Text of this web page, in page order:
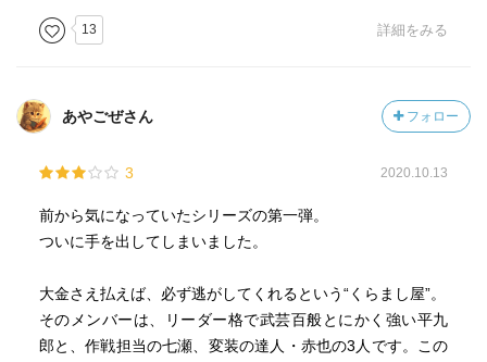
13 詳細をみる
あやごぜさん フォロー
3 2020.10.13
前から気になっていたシリーズの第一弾。
ついに手を出してしまいました。
大金さえ払えば、必ず逃がしてくれるという“くらまし屋”。
そのメンバーは、リーダー格で武芸百般とにかく強い平九
郎と、作戦担当の七瀬、変装の達人・赤也の3人です。この